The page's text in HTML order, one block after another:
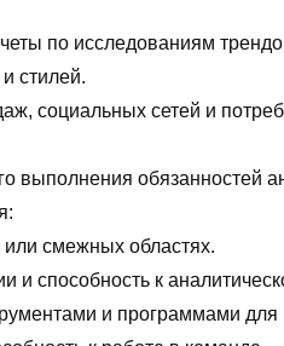
по исследованиям
стилей.
социальных сетей и
выполнения обязанностей
смежных областях.
и способность к
и программами